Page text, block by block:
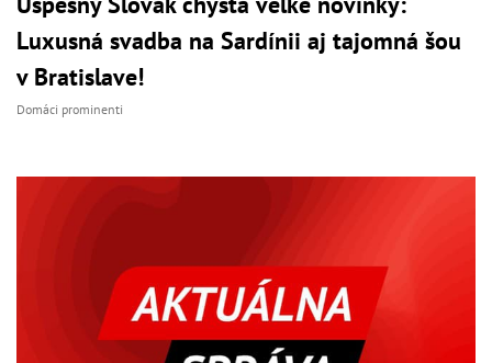
Luxusná svadba na Sardínii aj tajomná šou
v Bratislave!
Domáci prominenti